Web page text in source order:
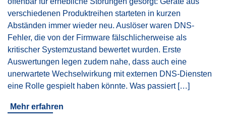
verschiedenen Produktreihen starteten in kurzen
Abständen immer wieder neu. Auslöser waren DNS-
Fehler, die von der Firmware fälschlicherweise als
kritischer Systemzustand bewertet wurden. Erste
Auswertungen legen zudem nahe, dass auch eine
unerwartete Wechselwirkung mit externen DNS-Diensten
eine Rolle gespielt haben könnte. Was passiert […]
Mehr erfahren